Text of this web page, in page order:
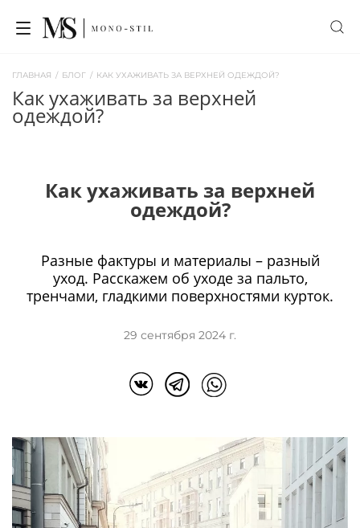
ГЛАВНАЯ / БЛОГ / КАК УХАЖИВАТЬ ЗА ВЕРХНЕЙ ОДЕЖДОЙ?
как ухаживать за верхней
одеждой?
Как ухаживать за верхней
одеждой?
Разные фактуры и материалы – разный
уход. Расскажем об уходе за пальто,
тренчами, гладкими поверхностями курток.
29 сентября 2024 г.